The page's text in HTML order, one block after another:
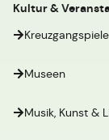
Kultur &
Kreuzgangspiele
Museen
Musik, Kunst &